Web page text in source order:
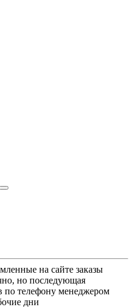
на сайте заказы
но последующая
по телефону менеджером
дни